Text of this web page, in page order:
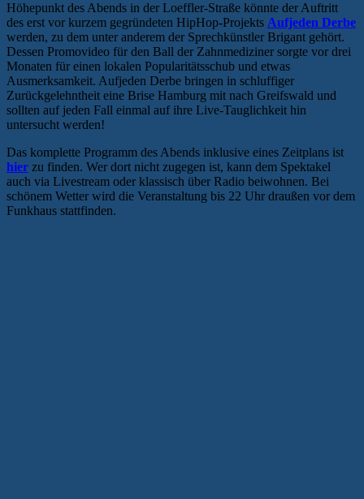
Höhepunkt des Abends in der Loeffler-Straße könnte der Auftritt
des erst vor kurzem gegründeten HipHop-Projekts Aufjeden Derbe
werden, zu dem unter anderem der Sprechkünstler Brigant gehört.
Dessen Promovideo für den Ball der Zahnmediziner sorgte vor drei
Monaten für einen lokalen Popularitätsschub und etwas
Ausmerksamkeit. Aufjeden Derbe bringen in schluffiger
Zurückgelehntheit eine Brise Hamburg mit nach Greifswald und
sollten auf jeden Fall einmal auf ihre Live-Tauglichkeit hin
untersucht werden!
Das komplette Programm des Abends inklusive eines Zeitplans ist
hier zu finden. Wer dort nicht zugegen ist, kann dem Spektakel
auch via Livestream oder klassisch über Radio beiwohnen. Bei
schönem Wetter wird die Veranstaltung bis 22 Uhr draußen vor dem
Funkhaus stattfinden.